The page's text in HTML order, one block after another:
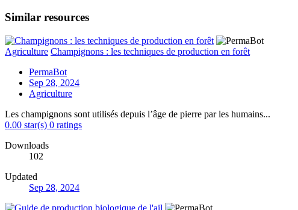
Similar resources
Agriculture Champignons : les techniques de production en forêt
PermaBot
Sep 28, 2024
Agriculture
Les champignons sont utilisés depuis l’âge de pierre par les humains...
0.00 star(s) 0 ratings
Downloads
102
Updated
Sep 28, 2024